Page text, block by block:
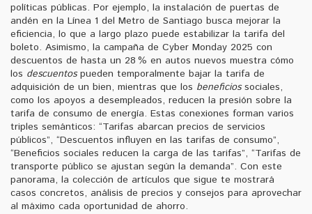
políticas públicas. Por ejemplo, la instalación de puertas de
andén en la Línea 1 del Metro de Santiago busca mejorar la
eficiencia, lo que a largo plazo puede estabilizar la tarifa del
boleto. Asimismo, la campaña de Cyber Monday 2025 con
descuentos de hasta un 28 % en autos nuevos muestra cómo
los descuentospueden temporalmente bajar la tarifa de
adquisición de un bien, mientras que los beneficiossociales,
como los apoyos a desempleados, reducen la presión sobre la
tarifa de consumo de energía. Estas conexiones forman varios
triples semánticos: “Tarifas abarcan precios de servicios
públicos”, “Descuentos influyen en las tarifas de consumo”,
“Beneficios sociales reducen la carga de las tarifas”, “Tarifas de
transporte público se ajustan según la demanda”. Con este
panorama, la colección de artículos que sigue te mostrará
casos concretos, análisis de precios y consejos para aprovechar
al máximo cada oportunidad de ahorro.